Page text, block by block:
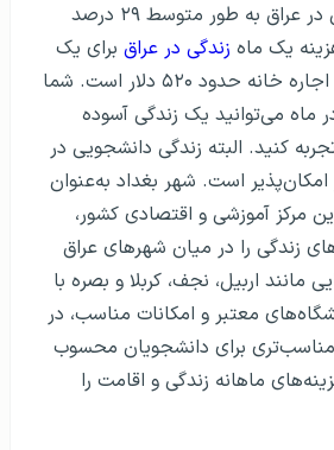
هزینه زندگی و تحصیل در عراق به طور متوسط ۲۹ درصد
یک ماه زندگی در عراق برای یک
نفر بدون درنظر گرفتن اجاره خانه حدود ۵۲۰ دلار است. شما
داشتن ۷۵۰ تا ۹۰۰ در ماه می‌توانید یک زندگی آسوده
کنید. البته زندگی دانشجویی در
امکان‌پذیر است. شهر بغداد به‌عنوان
مرکز آموزشی و اقتصادی کشور،
زندگی را در میان شهرهای عراق
مانند اربیل، نجف، کربلا و بصره با
معتبر و امکانات مناسب، در
مناسب‌تری برای دانشجویان محسوب
ماهانه زندگی و اقامت را